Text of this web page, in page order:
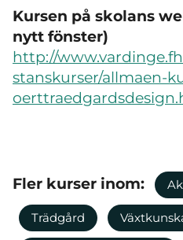
Kursen på skolans
nytt fönster)
http://
stanskurser/allmaen-
Fler kurser inom:
Trädgård